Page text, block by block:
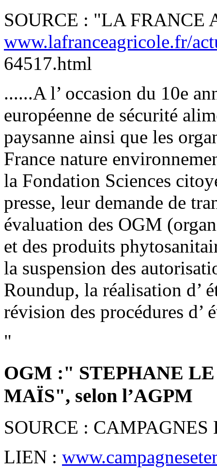
SOURCE : "LA FRANCE
www.lafranceagricole.fr/
64517.html
......A l’ occasion du 10e
européenne de sécurité
paysanne ainsi que les
France nature
la Fondation Sciences
presse, leur demande de
évaluation des OGM
et des produits
la suspension des
Roundup, la réalisation d’
révision des procédures d’
"
OGM :" STEPHANE
MAÏS", selon l’AGPM
SOURCE :
LIEN :